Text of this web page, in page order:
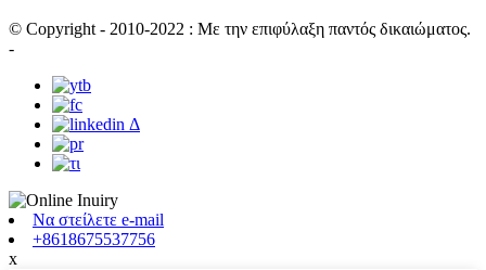
© Copyright - 2010-2022 : Με την επιφύλαξη παντός δικαιώματος.
-
Να στείλετε e-mail
+8618675537756
x